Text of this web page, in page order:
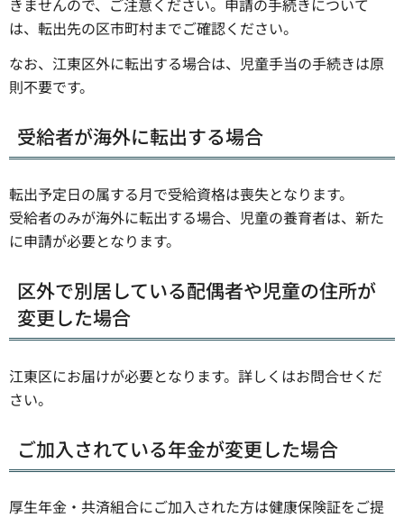
は、転出先の区市町村までご確認ください。
なお、江東区外に転出する場合は、児童手当の手続きは原
則不要です。
受給者が海外に転出する場合
転出予定日の属する月で受給資格は喪失となります。
受給者のみが海外に転出する場合、児童の養育者は、新た
に申請が必要となります。
区外で別居している配偶者や児童の住所が
変更した場合
江東区にお届けが必要となります。詳しくはお問合せくだ
さい。
ご加入されている年金が変更した場合
厚生年金・共済組合にご加入された方は健康保険証をご提